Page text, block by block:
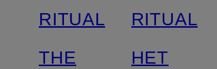
RITUALS
THE
RITUALS
HET